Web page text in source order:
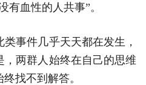
有血性的人共事”。
事件几乎天天都在发生，
，两群人始终在自己的思维
找不到解答。